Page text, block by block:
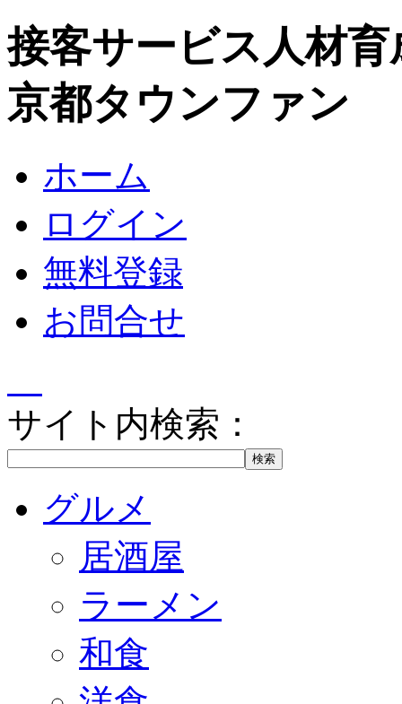
接客サービス人材
京都タウンファン
ホーム
ログイン
無料登録
お問合せ
サイト内検索：
グルメ
居酒屋
ラーメン
和食